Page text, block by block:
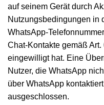
auf seinem Gerät durch
Nutzungsbedingungen in
WhatsApp-
Chat-Kontakte gemäß
eingewilligt hat. Eine
Nutzer, die WhatsApp
über WhatsApp
ausgeschlossen.